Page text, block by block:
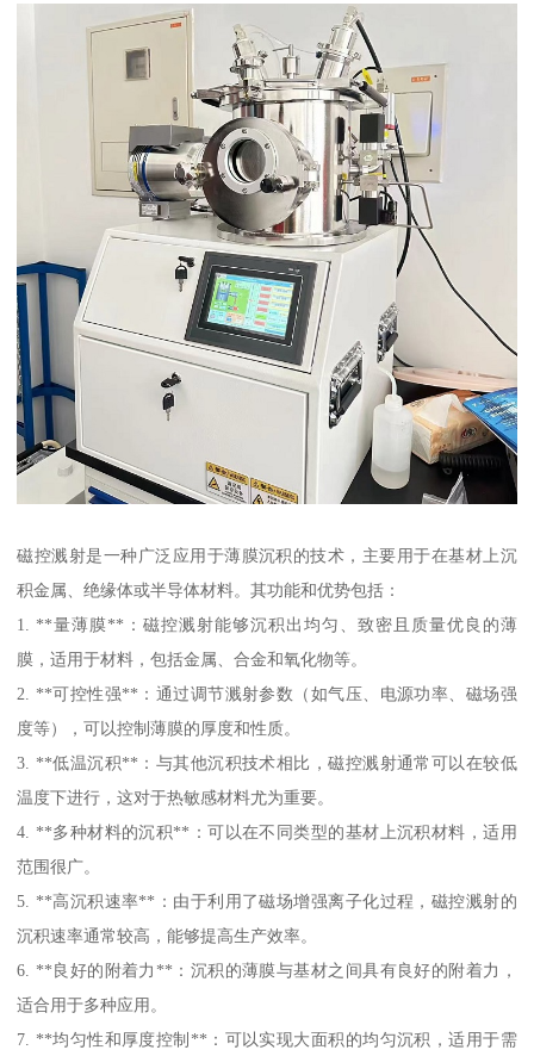
磁控溅射是一种广泛应用于薄膜沉积的技术，主要用于在基材上沉
积金属、绝缘体或半导体材料。其功能和优势包括：
1. **量薄膜**：磁控溅射能够沉积出均匀、致密且质量优良的薄
膜，适用于材料，包括金属、合金和氧化物等。
2. **可控性强**：通过调节溅射参数（如气压、电源功率、磁场强
度等），可以控制薄膜的厚度和性质。
3. **低温沉积**：与其他沉积技术相比，磁控溅射通常可以在较低
温度下进行，这对于热敏感材料尤为重要。
4. **多种材料的沉积**：可以在不同类型的基材上沉积材料，适用
范围很广。
5. **高沉积速率**：由于利用了磁场增强离子化过程，磁控溅射的
沉积速率通常较高，能够提高生产效率。
6. **良好的附着力**：沉积的薄膜与基材之间具有良好的附着力，
适合用于多种应用。
7. **均匀性和厚度控制**：可以实现大面积的均匀沉积，适用于需